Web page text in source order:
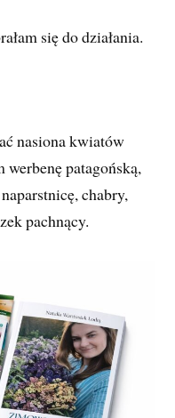
się do działania.
nasiona kwiatów
werbenę patagońską,
chabry,
pachnący.